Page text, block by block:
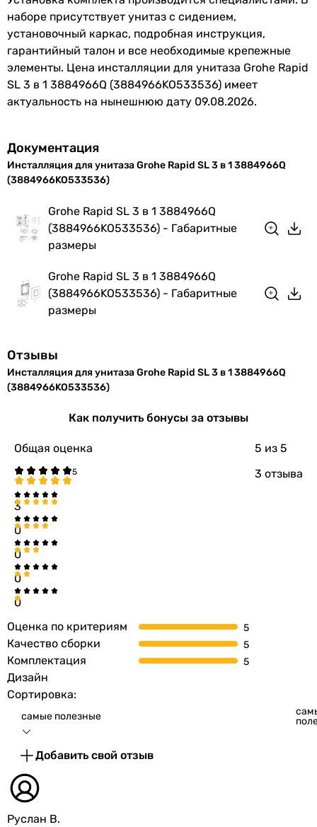
наборе присутствует унитаз с сидением,
установочный каркас, подробная инструкция,
гарантийный талон и все необходимые крепежные
элементы. Цена инсталляции для унитаза Grohe Rapid
SL 3 в 1 3884966Q (3884966KO533536) имеет
актуальность на нынешнюю дату 09.08.2026.
Документация
Инсталляция для унитаза Grohe Rapid SL 3 в 1 3884966Q
(3884966KO533536)
Grohe Rapid SL 3 в 1 3884966Q
(3884966KO533536) - Габаритные
размеры
Grohe Rapid SL 3 в 1 3884966Q
(3884966KO533536) - Габаритные
размеры
Отзывы
Инсталляция для унитаза Grohe Rapid SL 3 в 1 3884966Q
(3884966KO533536)
Как получить бонусы за отзывы
Общая оценка 5 из 5
3 отзыва
3
0
0
0
0
Оценка по критериям
Качество сборки
Комплектация
Дизайн
Сортировка:
самые полезные
Добавить свой отзыв
Руслан В.